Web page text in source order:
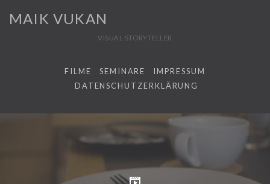
MAIK VUKAN
VISUAL STORYTELLER
FILME SEMINARE
IMPRESSUM
DATENSCHUTZERKLÄRUNG